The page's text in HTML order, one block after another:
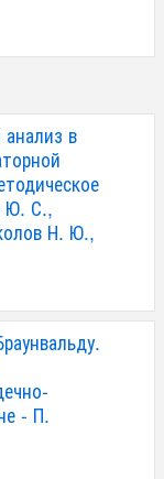
в
Ю. С.,
Н. Ю.,
- П.